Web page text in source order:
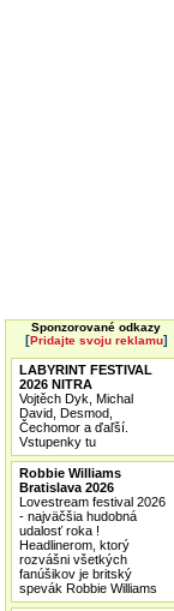
Sponzorované odkazy
[Pridajte svoju reklamu]
LABYRINT FESTIVAL
2026 NITRA
Vojtěch Dyk, Michal
David, Desmod,
Čechomor a ďaľší.
Vstupenky tu
Robbie Williams
Bratislava 2026
Lovestream festival 2026
- najväčšia hudobná
udalosť roka !
Headlinerom, ktorý
rozvášni všetkých
fanúšikov je britský
spevák Robbie Williams